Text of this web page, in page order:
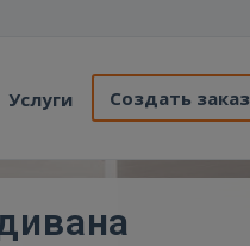
Услуги Создать заказ